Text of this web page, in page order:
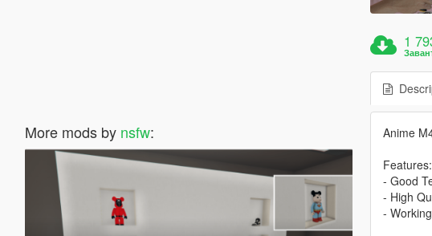
More mods by nsfw:
1
Anime
Features:
- Good
- High
-